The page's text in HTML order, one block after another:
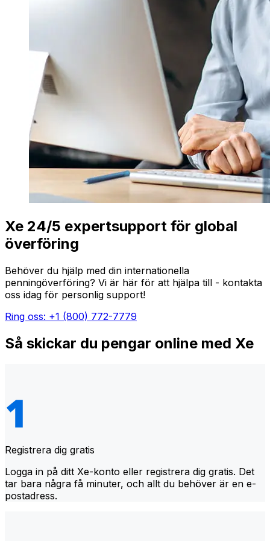
Xe 24/5 expertsupport för global
överföring
Behöver du hjälp med din internationella
penningöverföring? Vi är här för att hjälpa till - kontakta
oss idag för personlig support!
Ring oss: +1 (800) 772-7779
Så skickar du pengar online med Xe
Registrera dig gratis
Logga in på ditt Xe-konto eller registrera dig gratis. Det
tar bara några få minuter, och allt du behöver är en e-
postadress.